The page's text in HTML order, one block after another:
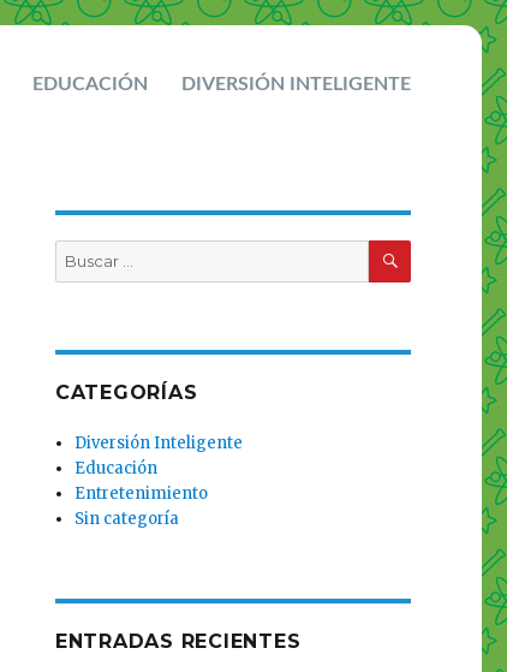
EDUCACIÓN DIVERSIÓN INTELIGENTE
Buscar
por:
BUSCAR
CATEGORÍAS
Diversión Inteligente
Educación
Entretenimiento
Sin categoría
ENTRADAS RECIENTES